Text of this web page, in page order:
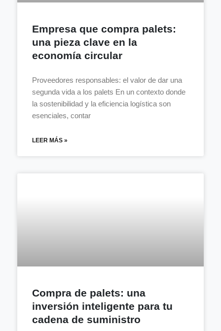
Empresa que compra palets:
una pieza clave en la
economía circular
Proveedores responsables: el valor de dar una
segunda vida a los palets En un contexto donde
la sostenibilidad y la eficiencia logística son
esenciales, contar
LEER MÁS »
Compra de palets: una
inversión inteligente para tu
cadena de suministro